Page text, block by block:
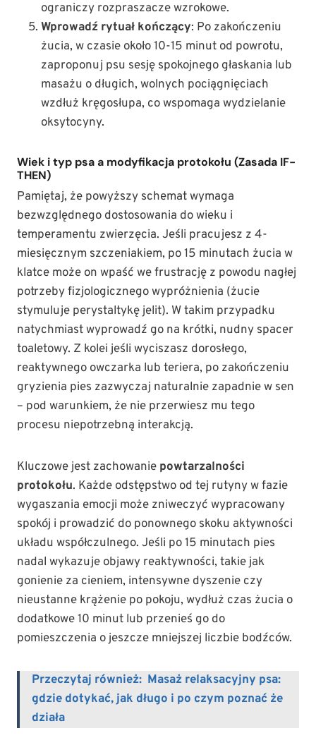
ograniczy rozpraszacze wzrokowe.
Wprowadź rytuał kończący: Po zakończeniu
żucia, w czasie około 10-15 minut od powrotu,
zaproponuj psu sesję spokojnego głaskania lub
masażu o długich, wolnych pociągnięciach
wzdłuż kręgosłupa, co wspomaga wydzielanie
oksytocyny.
Wiek i typ psa a modyfikacja protokołu (Zasada IF-
THEN)
Pamiętaj, że powyższy schemat wymaga
bezwzględnego dostosowania do wieku i
temperamentu zwierzęcia. Jeśli pracujesz z 4-
miesięcznym szczeniakiem, po 15 minutach żucia w
klatce może on wpaść we frustrację z powodu nagłej
potrzeby fizjologicznego wypróżnienia (żucie
stymuluje perystaltykę jelit). W takim przypadku
natychmiast wyprowadź go na krótki, nudny spacer
toaletowy. Z kolei jeśli wyciszasz dorosłego,
reaktywnego owczarka lub teriera, po zakończeniu
gryzienia pies zazwyczaj naturalnie zapadnie w sen
– pod warunkiem, że nie przerwiesz mu tego
procesu niepotrzebną interakcją.
Kluczowe jest zachowanie powtarzalności
protokołu. Każde odstępstwo od tej rutyny w fazie
wygaszania emocji może zniweczyć wypracowany
spokój i prowadzić do ponownego skoku aktywności
układu współczulnego. Jeśli po 15 minutach pies
nadal wykazuje objawy reaktywności, takie jak
gonienie za cieniem, intensywne dyszenie czy
nieustanne krążenie po pokoju, wydłuż czas żucia o
dodatkowe 10 minut lub przenieś go do
pomieszczenia o jeszcze mniejszej liczbie bodźców.
Przeczytaj również: Masaż relaksacyjny psa:
gdzie dotykać, jak długo i po czym poznać że
działa